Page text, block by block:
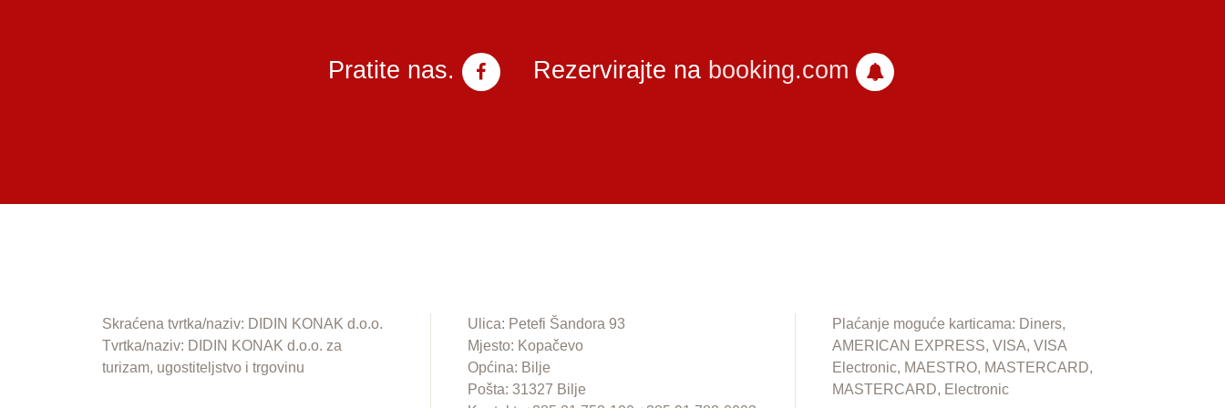
Pratite nas. Rezervirajte na booking.com
Skraćena tvrtka/naziv: DIDIN KONAK d.o.o.
Tvrtka/naziv: DIDIN KONAK d.o.o. za
turizam, ugostiteljstvo i trgovinu
Ulica: Petefi Šandora 93
Mjesto: Kopačevo
Općina: Bilje
Pošta: 31327 Bilje
Plaćanje moguće karticama: Diners,
AMERICAN EXPRESS, VISA, VISA
Electronic, MAESTRO, MASTERCARD,
MASTERCARD, Electronic